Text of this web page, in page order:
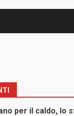
per il caldo, lo